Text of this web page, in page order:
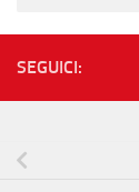
SEGUICI: